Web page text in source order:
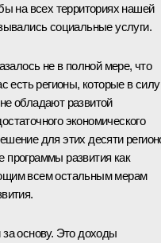
на всех территориях нашей
социальные услуги.
не в полной мере, что
есть регионы, которые в силу
обладают развитой
экономического
для этих десяти
программы развития как
всем остальным мерам
основу. Это доходы